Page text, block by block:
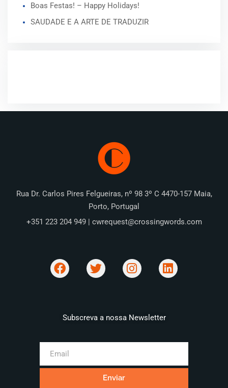
Boas Festas! – Happy Holidays!
SAUDADE E A ARTE DE TRADUZIR
Rua Dr. Carlos Pires Felgueiras, nº 98 3º C 4470-157 Maia,
Porto, Portugal
+351 223 204 949 | cwrequest@crossingwords.com
Subscreva a nossa Newsletter